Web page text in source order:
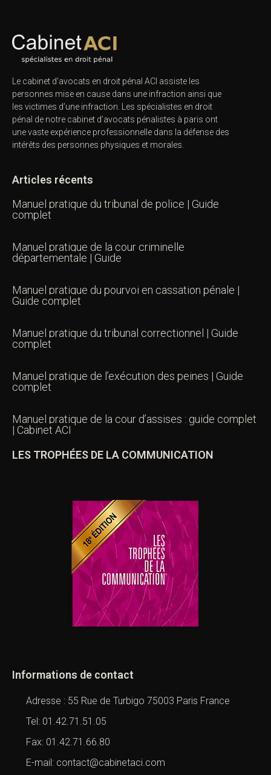
Le cabinet d’avocats en droit pénal ACI assiste les
personnes mise en cause dans une infraction ainsi que
les victimes d’une infraction. Les spécialistes en droit
pénal de notre cabinet d’avocats pénalistes à paris ont
une vaste expérience professionnelle dans la défense des
intérêts des personnes physiques et morales.
Articles récents
Manuel pratique du tribunal de police | Guide
complet
Manuel pratique de la cour criminelle
départementale | Guide
Manuel pratique du pourvoi en cassation pénale |
Guide complet
Manuel pratique du tribunal correctionnel | Guide
complet
Manuel pratique de l’exécution des peines | Guide
complet
Manuel pratique de la cour d’assises : guide complet
| Cabinet ACI
LES TROPHÉES DE LA COMMUNICATION
Informations de contact
Adresse : 55 Rue de Turbigo 75003 Paris France
Tel: 01.42.71.51.05
Fax: 01.42.71.66.80
E-mail: contact@cabinetaci.com